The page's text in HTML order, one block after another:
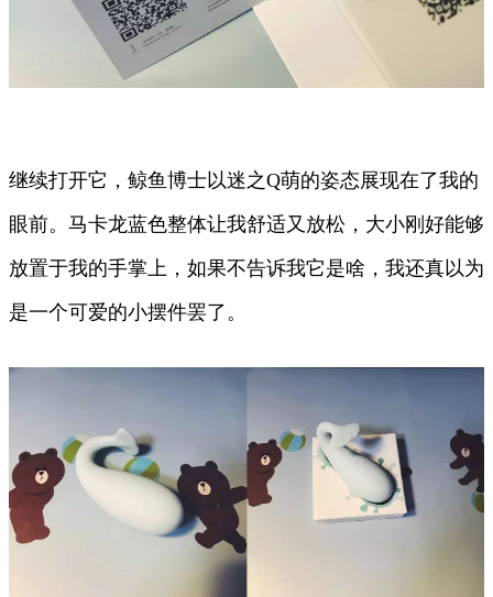
继续打开它，鲸鱼博士以迷之Q萌的姿态展现在了我的
眼前。马卡龙蓝色整体让我舒适又放松，大小刚好能够
放置于我的手掌上，如果不告诉我它是啥，我还真以为
是一个可爱的小摆件罢了。